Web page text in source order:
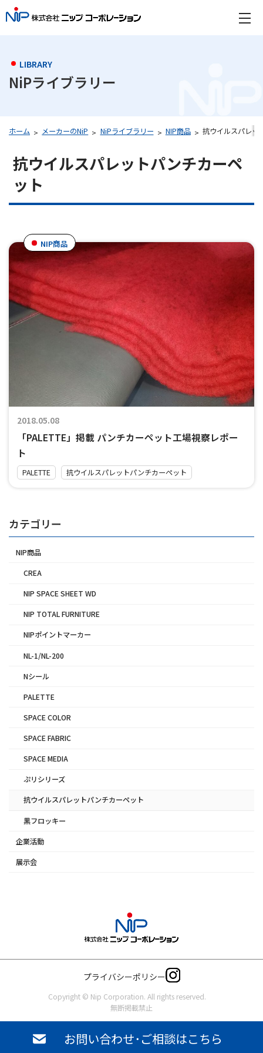
NiPライブラリー
LIBRARY
ホーム メーカーのNiP NiPライブラリー NIP商品 抗ウイルスパレッ
抗ウイルスパレットパンチカーペ
ット
NIP商品
2018.05.08
「PALETTE」掲載 パンチカーペット工場視察レポー
ト
PALETTE 抗ウイルスパレットパンチカーペット
カテゴリー
NIP商品
CREA
NIP SPACE SHEET WD
NIP TOTAL FURNITURE
NIPポイントマーカー
NL-1/NL-200
Nシール
PALETTE
SPACE COLOR
SPACE FABRIC
SPACE MEDIA
ぷリシリーズ
抗ウイルスパレットパンチカーペット
黒フロッキー
企業活動
展示会
プライバシーポリシー
Copyright © Nip Corporation. All rights reserved.
無断掲載禁止
お問い合わせ･ご相談はこちら